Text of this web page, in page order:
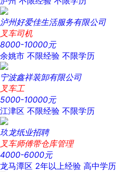
泸州好爱佳生活服务有限公司
叉车司机
8000-10000元
余姚市 不限经验 不限学历
宁波鑫祥装卸有限公司
叉车工
5000-10000元
江津区 不限经验 不限学历
玖龙纸业招聘
叉车师傅带仓库管理
4000-6000元
龙马潭区 2年以上经验 高中学历